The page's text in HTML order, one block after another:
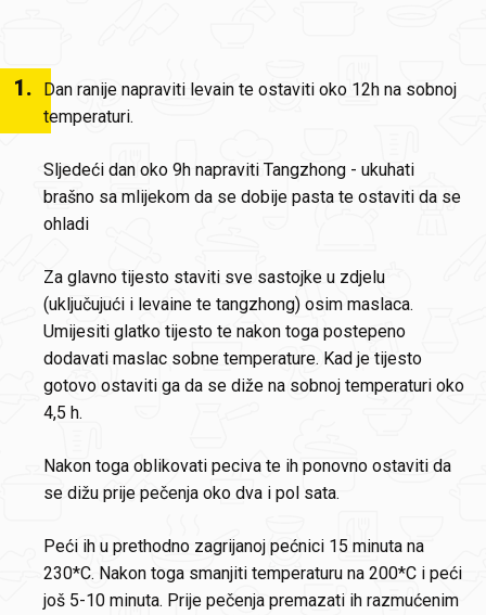
1.
Dan ranije napraviti levain te ostaviti oko 12h na sobnoj
temperaturi.
Sljedeći dan oko 9h napraviti Tangzhong - ukuhati
brašno sa mlijekom da se dobije pasta te ostaviti da se
ohladi
Za glavno tijesto staviti sve sastojke u zdjelu
(uključujući i levaine te tangzhong) osim maslaca.
Umijesiti glatko tijesto te nakon toga postepeno
dodavati maslac sobne temperature. Kad je tijesto
gotovo ostaviti ga da se diže na sobnoj temperaturi oko
4,5 h.
Nakon toga oblikovati peciva te ih ponovno ostaviti da
se dižu prije pečenja oko dva i pol sata.
Peći ih u prethodno zagrijanoj pećnici 15 minuta na
230*C. Nakon toga smanjiti temperaturu na 200*C i peći
još 5-10 minuta. Prije pečenja premazati ih razmućenim